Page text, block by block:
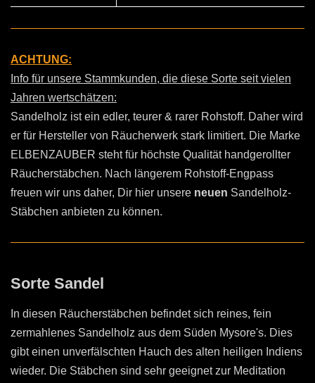
ACHTUNG:
Info für unsere Stammkunden, die diese Sorte seit vielen
Jahren wertschätzen:
Sandelholz ist ein edler, teurer & rarer Rohstoff. Daher wird
er für Hersteller von Räucherwerk stark limitiert. Die Marke
ELBENZAUBER steht für höchste Qualität handgerollter
Räucherstäbchen. Nach längerem Rohstoff-Engpass
freuen wir uns daher, Dir hier unsere neuen Sandelholz-
Stäbchen anbieten zu können.
Sorte Sandel
In diesen Räucherstäbchen befindet sich reines, fein
zermahlenes Sandelholz aus dem Süden Mysore's. Dies
gibt einen unverfälschten Hauch des alten heiligen Indiens
wieder. Die Stäbchen sind sehr geeignet zur Meditation